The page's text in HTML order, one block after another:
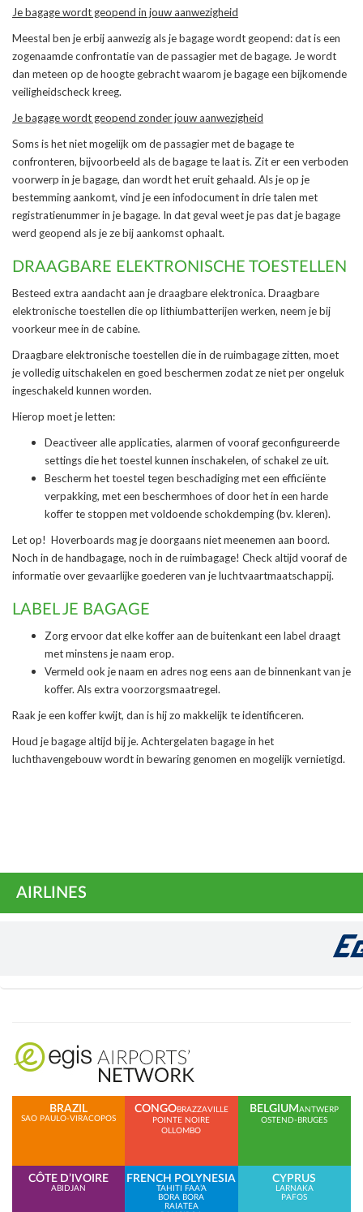
Je bagage wordt geopend in jouw aanwezigheid
Meestal ben je erbij aanwezig als je bagage wordt geopend: dat is een
zogenaamde confrontatie van de passagier met de bagage. Je wordt
dan meteen op de hoogte gebracht waarom je bagage een bijkomende
veiligheidscheck kreeg.
Je bagage wordt geopend zonder jouw aanwezigheid
Soms is het niet mogelijk om de passagier met de bagage te
confronteren, bijvoorbeeld als de bagage te laat is. Zit er een verboden
voorwerp in je bagage, dan wordt het eruit gehaald. Als je op je
bestemming aankomt, vind je een infodocument in drie talen met
registratienummer in je bagage. In dat geval weet je pas dat je bagage
werd geopend als je ze bij aankomst ophaalt.
DRAAGBARE ELEKTRONISCHE TOESTELLEN
Besteed extra aandacht aan je draagbare elektronica. Draagbare
elektronische toestellen die op lithiumbatterijen werken, neem je bij
voorkeur mee in de cabine.
Draagbare elektronische toestellen die in de ruimbagage zitten, moet
je volledig uitschakelen en goed beschermen zodat ze niet per ongeluk
ingeschakeld kunnen worden.
Hierop moet je letten:
Deactiveer alle applicaties, alarmen of vooraf geconfigureerde
settings die het toestel kunnen inschakelen, of schakel ze uit.
Bescherm het toestel tegen beschadiging met een efficiënte
verpakking, met een beschermhoes of door het in een harde
koffer te stoppen met voldoende schokdemping (bv. kleren).
Let op! Hoverboards mag je doorgaans niet meenemen aan boord.
Noch in de handbagage, noch in de ruimbagage! Check altijd vooraf de
informatie over gevaarlijke goederen van je luchtvaartmaatschappij.
LABEL JE BAGAGE
Zorg ervoor dat elke koffer aan de buitenkant een label draagt
met minstens je naam erop.
Vermeld ook je naam en adres nog eens aan de binnenkant van je
koffer. Als extra voorzorgsmaatregel.
Raak je een koffer kwijt, dan is hij zo makkelijk te identificeren.
Houd je bagage altijd bij je. Achtergelaten bagage in het
luchthavengebouw wordt in bewaring genomen en mogelijk vernietigd.
AIRLINES
BRAZIL
SAO PAULO-VIRACOPOS
CONGOBRAZZAVILLE
POINTE NOIRE
OLLOMBO
BELGIUMANTWERP
OSTEND-BRUGES
CÔTE D’IVOIRE
ABIDJAN
FRENCH POLYNESIA
TAHITI FAA’A
BORA BORA
RAIATEA
CYPRUS
LARNAKA
PAFOS